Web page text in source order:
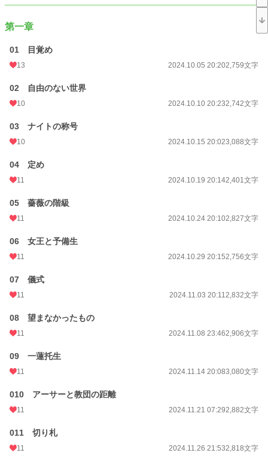
BL 31,441 位 / 31,441 件
お気に入り
24h.ポイント
文字数
更新日時 2025.03.15 22:13
初回完結日時 2025.03.15 22:13
累計ポイント
第一章
01 目覚め
13 2024.10.05 20:202,759文字
02 自由のない世界
10 2024.10.10 20:232,742文字
03 ナイトの称号
10 2024.10.15 20:023,088文字
04 定め
11 2024.10.19 20:142,401文字
05 薔薇の階級
11 2024.10.24 20:102,827文字
06 女王と予備生
11 2024.10.29 20:152,756文字
07 儀式
11 2024.11.03 20:112,832文字
08 望まなかったもの
11 2024.11.08 23:462,906文字
09 一蓮托生
11 2024.11.14 20:083,080文字
010 アーサーと教団の距離
11 2024.11.21 07:292,882文字
011 切り札
11 2024.11.26 21:532,818文字